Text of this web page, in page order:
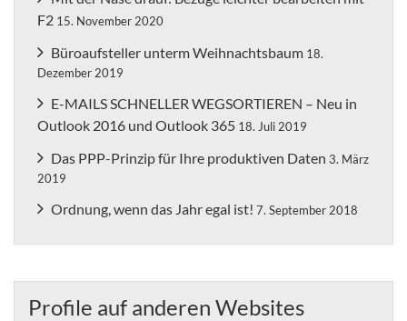
F2 15. November 2020
Büroaufsteller unterm Weihnachtsbaum 18.
Dezember 2019
E-MAILS SCHNELLER WEGSORTIEREN – Neu in
Outlook 2016 und Outlook 365 18. Juli 2019
Das PPP-Prinzip für Ihre produktiven Daten 3. März
2019
Ordnung, wenn das Jahr egal ist! 7. September 2018
Profile auf anderen Websites